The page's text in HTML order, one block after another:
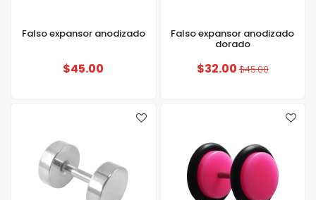
Falso expansor anodizado
$45.00
Falso expansor anodizado
dorado
$32.00$45.00